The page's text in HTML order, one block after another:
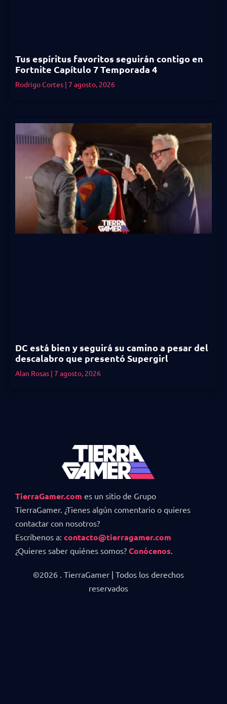
Tus espíritus favoritos seguirán contigo en
Fortnite Capítulo 7 Temporada 4
Rodrigo Cortes 7 agosto, 2026
DC está bien y seguirá su camino a pesar del
descalabro que presentó Supergirl
Alan Rosas 7 agosto, 2026
TierraGamer.com es un sitio de Grupo
TierraGamer. ¿Tienes algún comentario o quieres
contactar con nosotros?
Escríbenos a: contacto@tierragamer.com
¿Quieres saber quiénes somos? Conócenos
©2026 . TierraGamer | Todos los derechos
reservados